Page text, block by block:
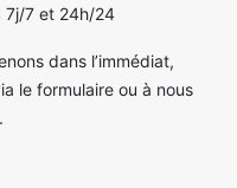
7j/7 et 24h/24
dans l’immédiat,
le formulaire ou à nous